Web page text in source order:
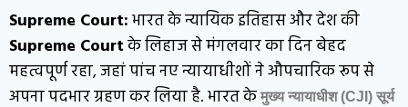
Supreme Court:भारत के न्यायिक इतिहास और देश की
Supreme Courtके लिहाज से मंगलवार का दिन बेहद
महत्वपूर्ण रहा, जहां पांच नए न्यायाधीशों ने औपचारिक रूप से
अपना पदभार ग्रहण कर लिया है. भारत के मुख्य न्यायाधीश (CJI) सूर्य